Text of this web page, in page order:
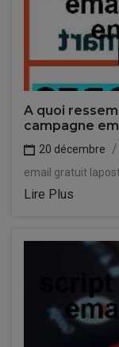
A quoi
campagne
20 décembre
email gratuit
Lire Plus